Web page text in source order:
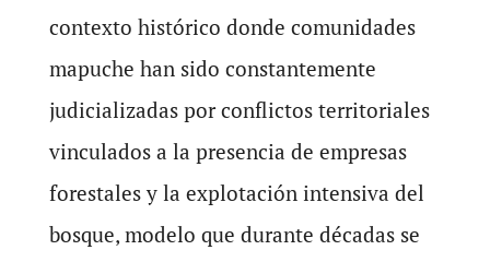
contexto histórico donde comunidades
mapuche han sido constantemente
judicializadas por conflictos territoriales
vinculados a la presencia de empresas
forestales y la explotación intensiva del
bosque, modelo que durante décadas se